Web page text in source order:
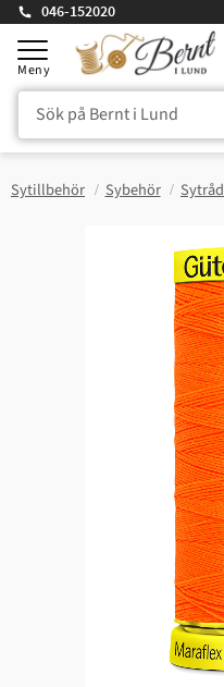
Meny
046-152020
Sytillbehör Sybehör Sytråd